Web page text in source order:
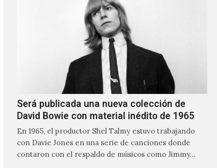
Será publicada una nueva colección de
David Bowie con material inédito de 1965
En 1965, el productor Shel Talmy estuvo trabajando
con Davie Jones en una serie de canciones donde
contaron con el respaldo de músicos como Jimmy…